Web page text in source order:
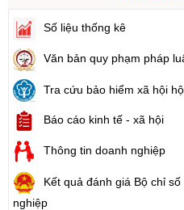
Số liệu thống kê
Văn bản quy phạm pháp
Tra cứu bảo hiểm xã hội
Báo cáo kinh tế - xã hội
Thông tin doanh nghiệp
Kết quả đánh giá Bộ chỉ
nghiệp